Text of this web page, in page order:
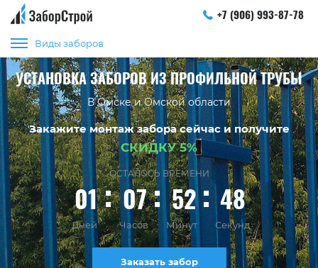
+7 (906) 993-87-78
Виды заборов
УСТАНОВКА ЗАБОРОВ ИЗ ПРОФИЛЬНОЙ ТРУБЫ
В Омске и Омской области
Закажите монтаж забора сейчас и получите
СКИДКУ 5%
ОСТАЛОСЬ ВРЕМЕНИ
01 07 52 48
Дней Часов Минут Секунд
Заказать забор